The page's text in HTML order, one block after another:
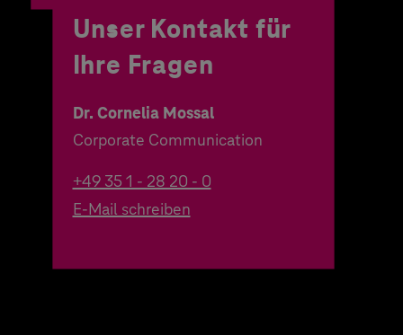
Unser Kontakt für
Ihre Fragen
Dr. Cornelia Mossal
Corporate Communication
+49 35 1 - 28 20 - 0
E-Mail schreiben